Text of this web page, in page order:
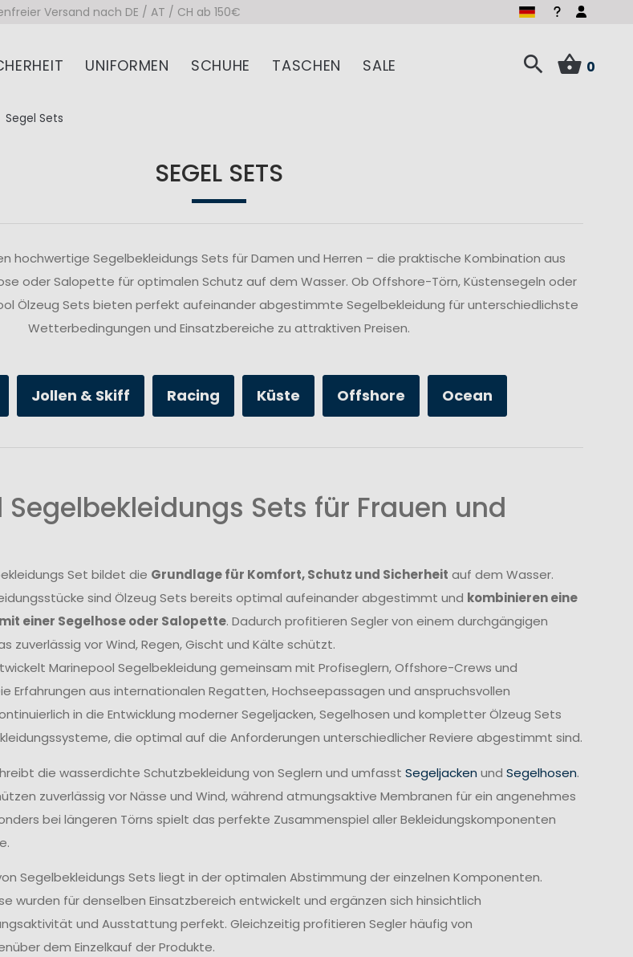
Versand nach DE / AT / CH ab 150€
UNIFORMEN SCHUHE TASCHEN SALE 0
Segel Sets
SEGEL SETS
hochwertige Segelbekleidungs Sets für Damen und Herren – die praktische Kombination aus
oder Salopette für optimalen Schutz auf dem Wasser. Ob Offshore-Törn, Küstensegeln oder
Ölzeug Sets bieten perfekt aufeinander abgestimmte Segelbekleidung für unterschiedlichste
Wetterbedingungen und Einsatzbereiche zu attraktiven Preisen.
Jollen & Skiff Racing Küste Offshore Ocean
Sets für Frauen und
Set bildet die Grundlage für Komfort, Schutz und Sicherheit auf dem Wasser.
sind Ölzeug Sets bereits optimal aufeinander abgestimmt und kombinieren eine
einer Segelhose oder Salopette. Dadurch profitieren Segler von einem durchgängigen
zuverlässig vor Wind, Regen, Gischt und Kälte schützt.
Marinepool Segelbekleidung gemeinsam mit Profiseglern, Offshore-Crews und
Erfahrungen aus internationalen Regatten, Hochseepassagen und anspruchsvollen
in die Entwicklung moderner Segeljacken, Segelhosen und kompletter Ölzeug Sets
die optimal auf die Anforderungen unterschiedlicher Reviere abgestimmt sind.
die wasserdichte Schutzbekleidung von Seglern und umfasst Segeljacken und Segelhosen.
zuverlässig vor Nässe und Wind, während atmungsaktive Membranen für ein angenehmes
bei längeren Törns spielt das perfekte Zusammenspiel aller Bekleidungskomponenten
Segelbekleidungs Sets liegt in der optimalen Abstimmung der einzelnen Komponenten.
wurden für denselben Einsatzbereich entwickelt und ergänzen sich hinsichtlich
und Ausstattung perfekt. Gleichzeitig profitieren Segler häufig von
dem Einzelkauf der Produkte.